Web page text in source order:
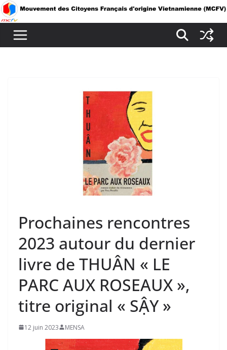
Passer
au
contenu
Prochaines rencontres
2023 autour du dernier
livre de THUÂN « LE
PARC AUX ROSEAUX »,
titre original « SẬY »
12 juin 2023 MENSA